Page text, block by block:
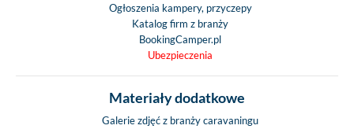
Ogłoszenia kampery, przyczepy
Katalog firm z branży
BookingCamper.pl
Ubezpieczenia
Materiały dodatkowe
Galerie zdjęć z branży caravaningu